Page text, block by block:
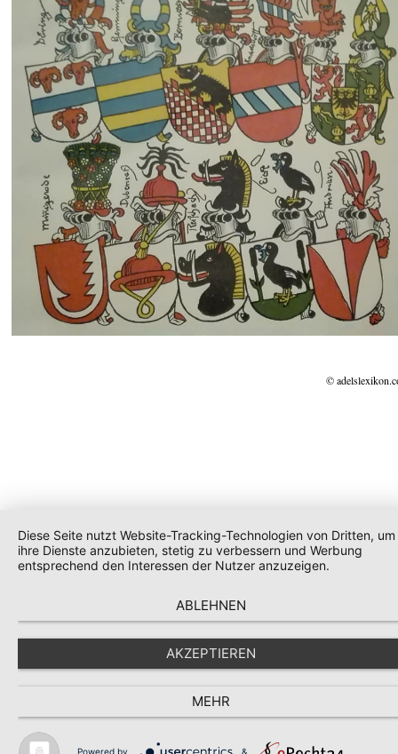
©
Diese Seite nutzt Website-Tracking-Technologien von Dritten, um
ihre Dienste anzubieten, stetig zu verbessern und Werbung
entsprechend den Interessen der Nutzer anzuzeigen.
ABLEHNEN
AKZEPTIEREN
MEHR
Powered by &